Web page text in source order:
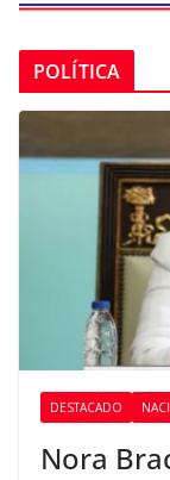
POLÍTICA
DESTACADO
Nora